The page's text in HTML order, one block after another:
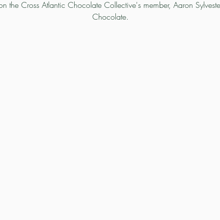
the Cross Atlantic Chocolate Collective's member, Aaron
Chocolate.